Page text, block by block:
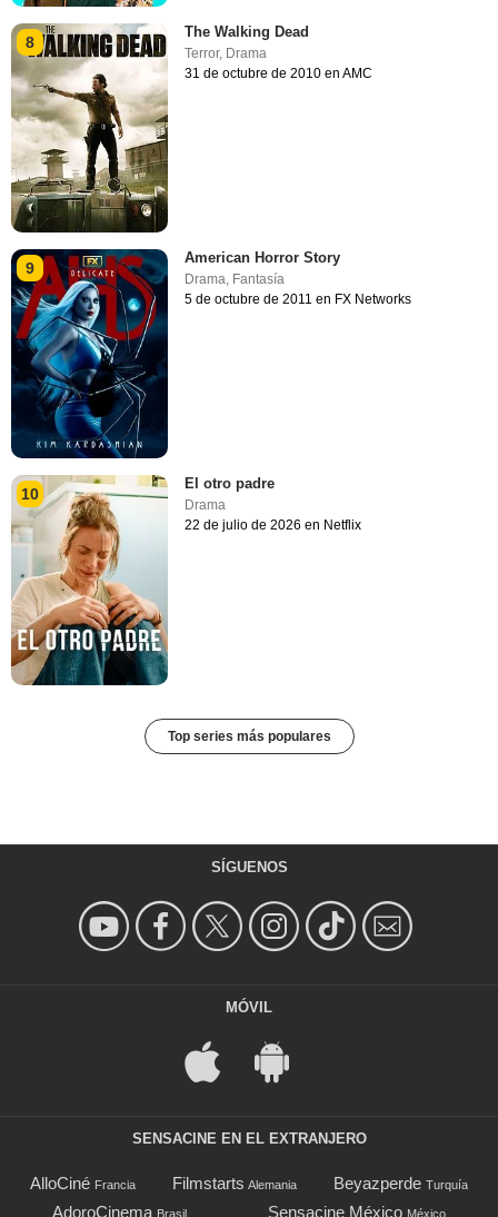
8
The Walking Dead
Terror, Drama
31 de octubre de 2010 en AMC
9
American Horror Story
Drama, Fantasía
5 de octubre de 2011 en FX Networks
10
El otro padre
Drama
22 de julio de 2026 en Netflix
Top series más populares
SÍGUENOS
MÓVIL
SENSACINE EN EL EXTRANJERO
AlloCiné Francia Filmstarts Alemania Beyazperde Turquía
AdoroCinema Brasil Sensacine México México